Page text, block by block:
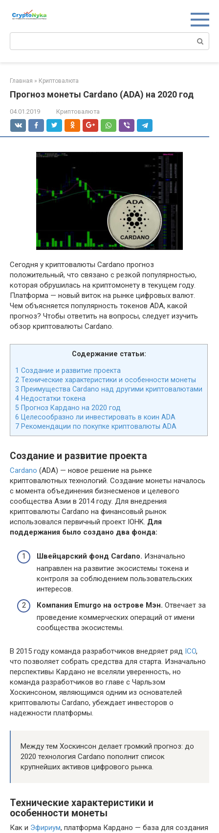
Главная » Криптовалюта
Прогноз монеты Cardano (ADA) на 2020 год
04.01.2019 Криптовалюта
Сегодня у криптовалюты Cardano прогноз
положительный, что связано с резкой популярностью,
которая обрушилась на криптомонету в текущем году.
Платформа — новый виток на рынке цифровых валют.
Чем объясняется популярность токенов ADA, какой
прогноз? Чтобы ответить на вопросы, следует изучить
обзор криптовалюты Cardano.
Содержание статьи:
1 Создание и развитие проекта
2 Технические характеристики и особенности монеты
3 Преимущества Cardano над другими криптовалютами
4 Недостатки токена
5 Прогноз Кардано на 2020 год
6 Целесообразно ли инвестировать в коин ADA
7 Рекомендации по покупке криптовалюты ADA
Создание и развитие проекта
Cardano (ADA) — новое решение на рынке
криптовалютных технологий. Создание монеты началось
с момента объединения бизнесменов и целевого
сообщества Азии в 2014 году. Для внедрения
криптовалюты Cardano на финансовый рынок
использовался первичный проект IOHK. Для
поддержания было создано два фонда:
Швейцарский фонд Cardano. Изначально
направлен на развитие экосистемы токена и
контроля за соблюдением пользовательских
интересов.
Компания Emurgo на острове Мэн. Отвечает за
проведение коммерческих операций от имени
сообщества экосистемы.
В 2015 году команда разработчиков внедряет ряд ICO,
что позволяет собрать средства для старта. Изначально
перспективы Кардано не вселяли уверенность, но
команда разработчиков во главе с Чарльзом
Хоскинсоном, являющимся одним из основателей
криптовалюты Cardano, убеждает инвесторов о
надежности платформы.
Между тем Хоскинсон делает громкий прогноз: до
2020 технология Cardano пополнит список
крупнейших активов цифрового рынка.
Технические характеристики и
особенности монеты
Как и Эфириум, платформа Кардано — база для создания